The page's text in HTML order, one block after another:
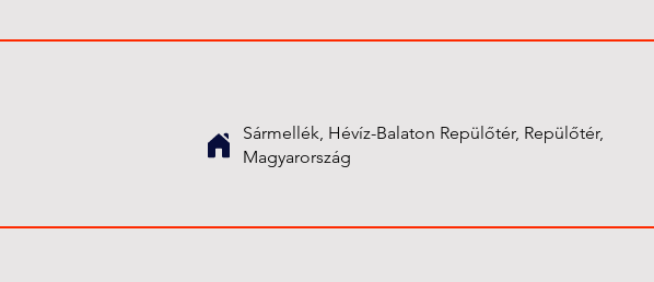
Sármellék, Hévíz-Balaton Repülőtér, Repülőtér,
Magyarország